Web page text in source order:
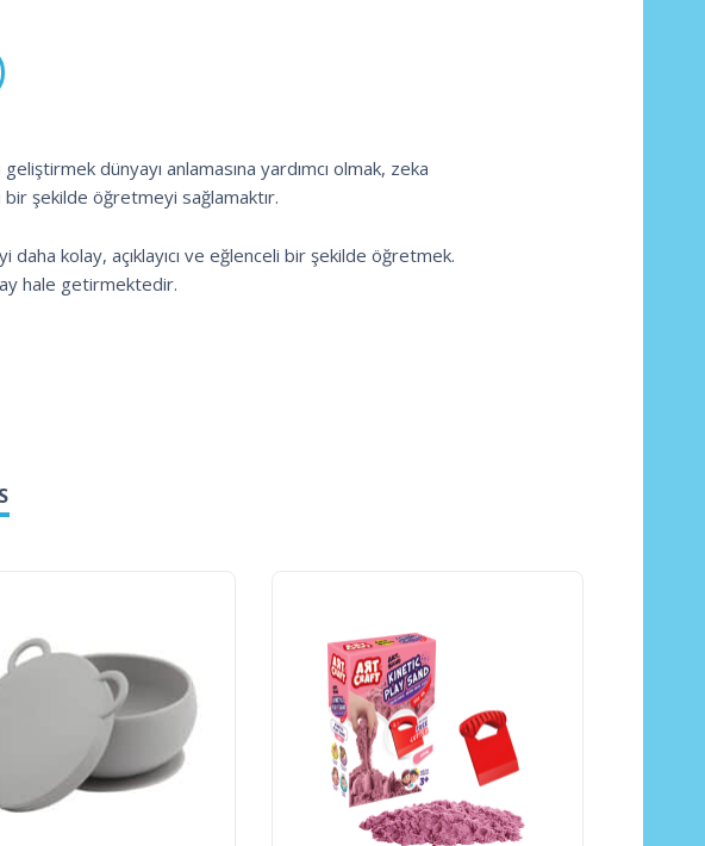
dünyayı anlamasına yardımcı olmak, zeka
bir şekilde öğretmeyi sağlamaktır.
kolay, açıklayıcı ve eğlenceli bir şekilde öğretmek.
hale getirmektedir.